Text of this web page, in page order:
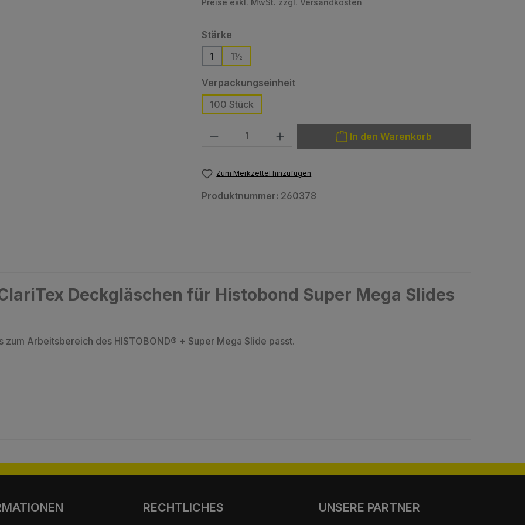
Preise exkl. MwSt. zzgl. Versandkosten
Stärke
1
1½
Verpackungseinheitauswählen
100 Stück
Produkt Anzahl: Gib den gewünschten Wert ein oder benutze die
In den Warenkorb
Zum Merkzettel hinzufügen
Produktnummer: 260378
Deckgläschen für Histobond Super Mega Slides
Arbeitsbereich des HISTOBOND® + Super Mega Slide passt.
RECHTLICHES UNSERE PARTNER